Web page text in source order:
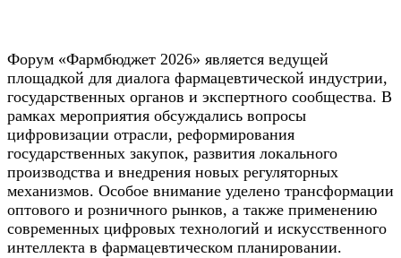
Форум «Фармбюджет 2026» является ведущей
площадкой для диалога фармацевтической индустрии,
государственных органов и экспертного сообщества. В
рамках мероприятия обсуждались вопросы
цифровизации отрасли, реформирования
государственных закупок, развития локального
производства и внедрения новых регуляторных
механизмов. Особое внимание уделено трансформации
оптового и розничного рынков, а также применению
современных цифровых технологий и искусственного
интеллекта в фармацевтическом планировании.